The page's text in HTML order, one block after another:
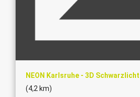
NEON Karlsruhe - 3D
(4,2 km)